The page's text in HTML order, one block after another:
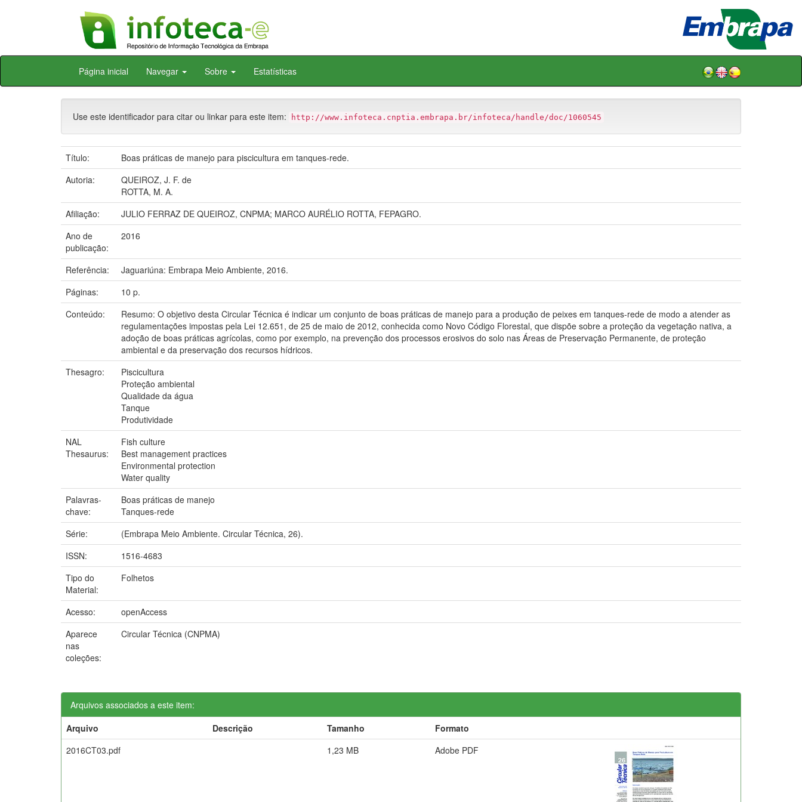
Skip
Página inicial Navegar Sobre Estatísticas
Use este identificador para citar ou linkar para este item: http://www.infoteca.cnptia.embrapa.br/infoteca/handle/doc/1060545
Título:
Boas práticas de manejo para piscicultura em tanques-rede.
Autoria:
QUEIROZ, J. F. de
ROTTA, M. A.
Afiliação:
JULIO FERRAZ DE QUEIROZ, CNPMA; MARCO AURÉLIO ROTTA, FEPAGRO.
Ano de
publicação:
2016
Referência:
Jaguariúna: Embrapa Meio Ambiente, 2016.
Páginas:
10 p.
Conteúdo:
Resumo: O objetivo desta Circular Técnica é indicar um conjunto de boas práticas de manejo para a produção de peixes em tanques-rede de modo a atender as
regulamentações impostas pela Lei 12.651, de 25 de maio de 2012, conhecida como Novo Código Florestal, que dispõe sobre a proteção da vegetação nativa, a
adoção de boas práticas agrícolas, como por exemplo, na prevenção dos processos erosivos do solo nas Áreas de Preservação Permanente, de proteção
ambiental e da preservação dos recursos hídricos.
Thesagro:
Piscicultura
Proteção ambiental
Qualidade da água
Tanque
Produtividade
NAL
Thesaurus:
Fish culture
Best management practices
Environmental protection
Water quality
Palavras-
chave:
Boas práticas de manejo
Tanques-rede
Série:
(Embrapa Meio Ambiente. Circular Técnica, 26).
ISSN:
1516-4683
Tipo do
Material:
Folhetos
Acesso:
openAccess
Aparece
nas
coleções:
Circular Técnica (CNPMA)
Arquivos associados a este item:
Arquivo
Descrição Tamanho
Formato
2016CT03.pdf
1,23 MB Adobe PDF